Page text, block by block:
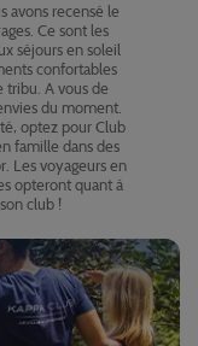
avons recensé le
Ce sont les
séjours en soleil
confortables
tribu. A vous de
du moment.
optez pour Club
famille dans des
Les voyageurs en
opteront quant à
club !